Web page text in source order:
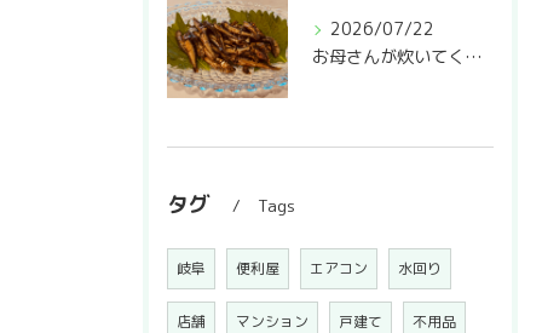
2026/07/22
お母さんが炊いてくれた稚鮎の甘露煮❣️
タグ Tags
岐阜 便利屋 エアコン 水回り
店舗 マンション 戸建て 不用品